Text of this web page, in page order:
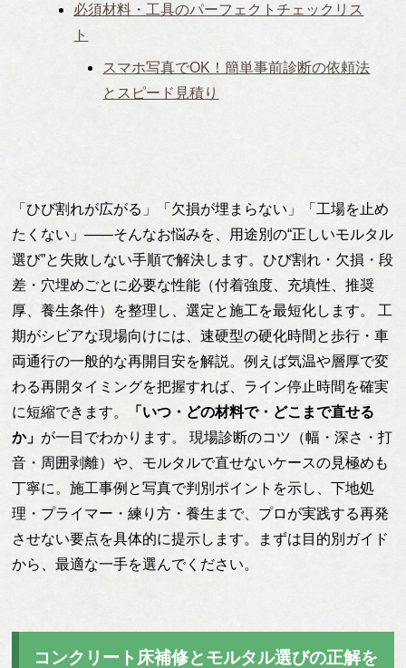
必須材料・工具のパーフェクトチェックリス
ト
スマホ写真でOK！簡単事前診断の依頼法
とスピード見積り
「ひび割れが広がる」「欠損が埋まらない」「工場を止め
たくない」——そんなお悩みを、用途別の“正しいモルタル
選び”と失敗しない手順で解決します。ひび割れ・欠損・段
差・穴埋めごとに必要な性能（付着強度、充填性、推奨
厚、養生条件）を整理し、選定と施工を最短化します。 工
期がシビアな現場向けには、速硬型の硬化時間と歩行・車
両通行の一般的な再開目安を解説。例えば気温や層厚で変
わる再開タイミングを把握すれば、ライン停止時間を確実
に短縮できます。
「いつ・どの材料で・どこまで直せる
か」 が一目でわかります。 現場診断のコツ（幅・深さ・打
音・周囲剥離）や、モルタルで直せないケースの見極めも
丁寧に。施工事例と写真で判別ポイントを示し、下地処
理・プライマー・練り方・養生まで、プロが実践する再発
させない要点を具体的に提示します。まずは目的別ガイド
から、最適な一手を選んでください。
コンクリート床補修とモルタル選びの正解を